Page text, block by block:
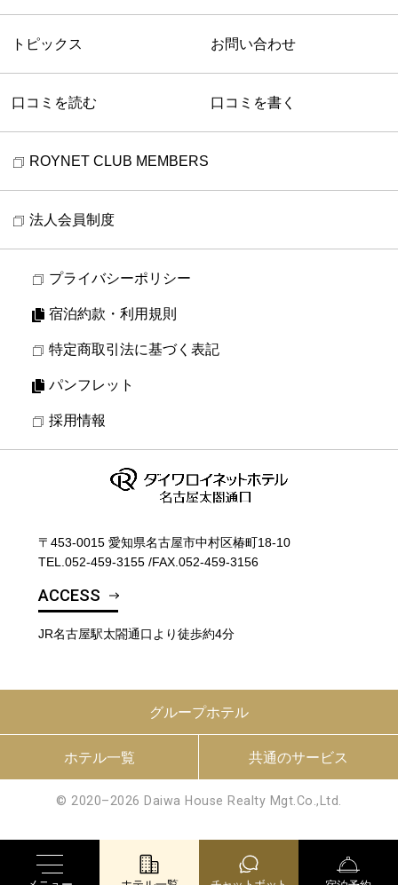
トピックス お問い合わせ
口コミを読む 口コミを書く
ROYNET CLUB MEMBERS
法人会員制度
プライバシーポリシー
宿泊約款・利用規則
特定商取引法に基づく表記
パンフレット
採用情報
〒453-0015 愛知県名古屋市中村区椿町18-10
TEL. 052-459-3155 /FAX.052-459-3156
ACCESS
JR名古屋駅太閤通口より徒歩約4分
グループホテル
ホテル一覧 共通のサービス
© 2020–2026 Daiwa House Realty Mgt.Co.,Ltd.